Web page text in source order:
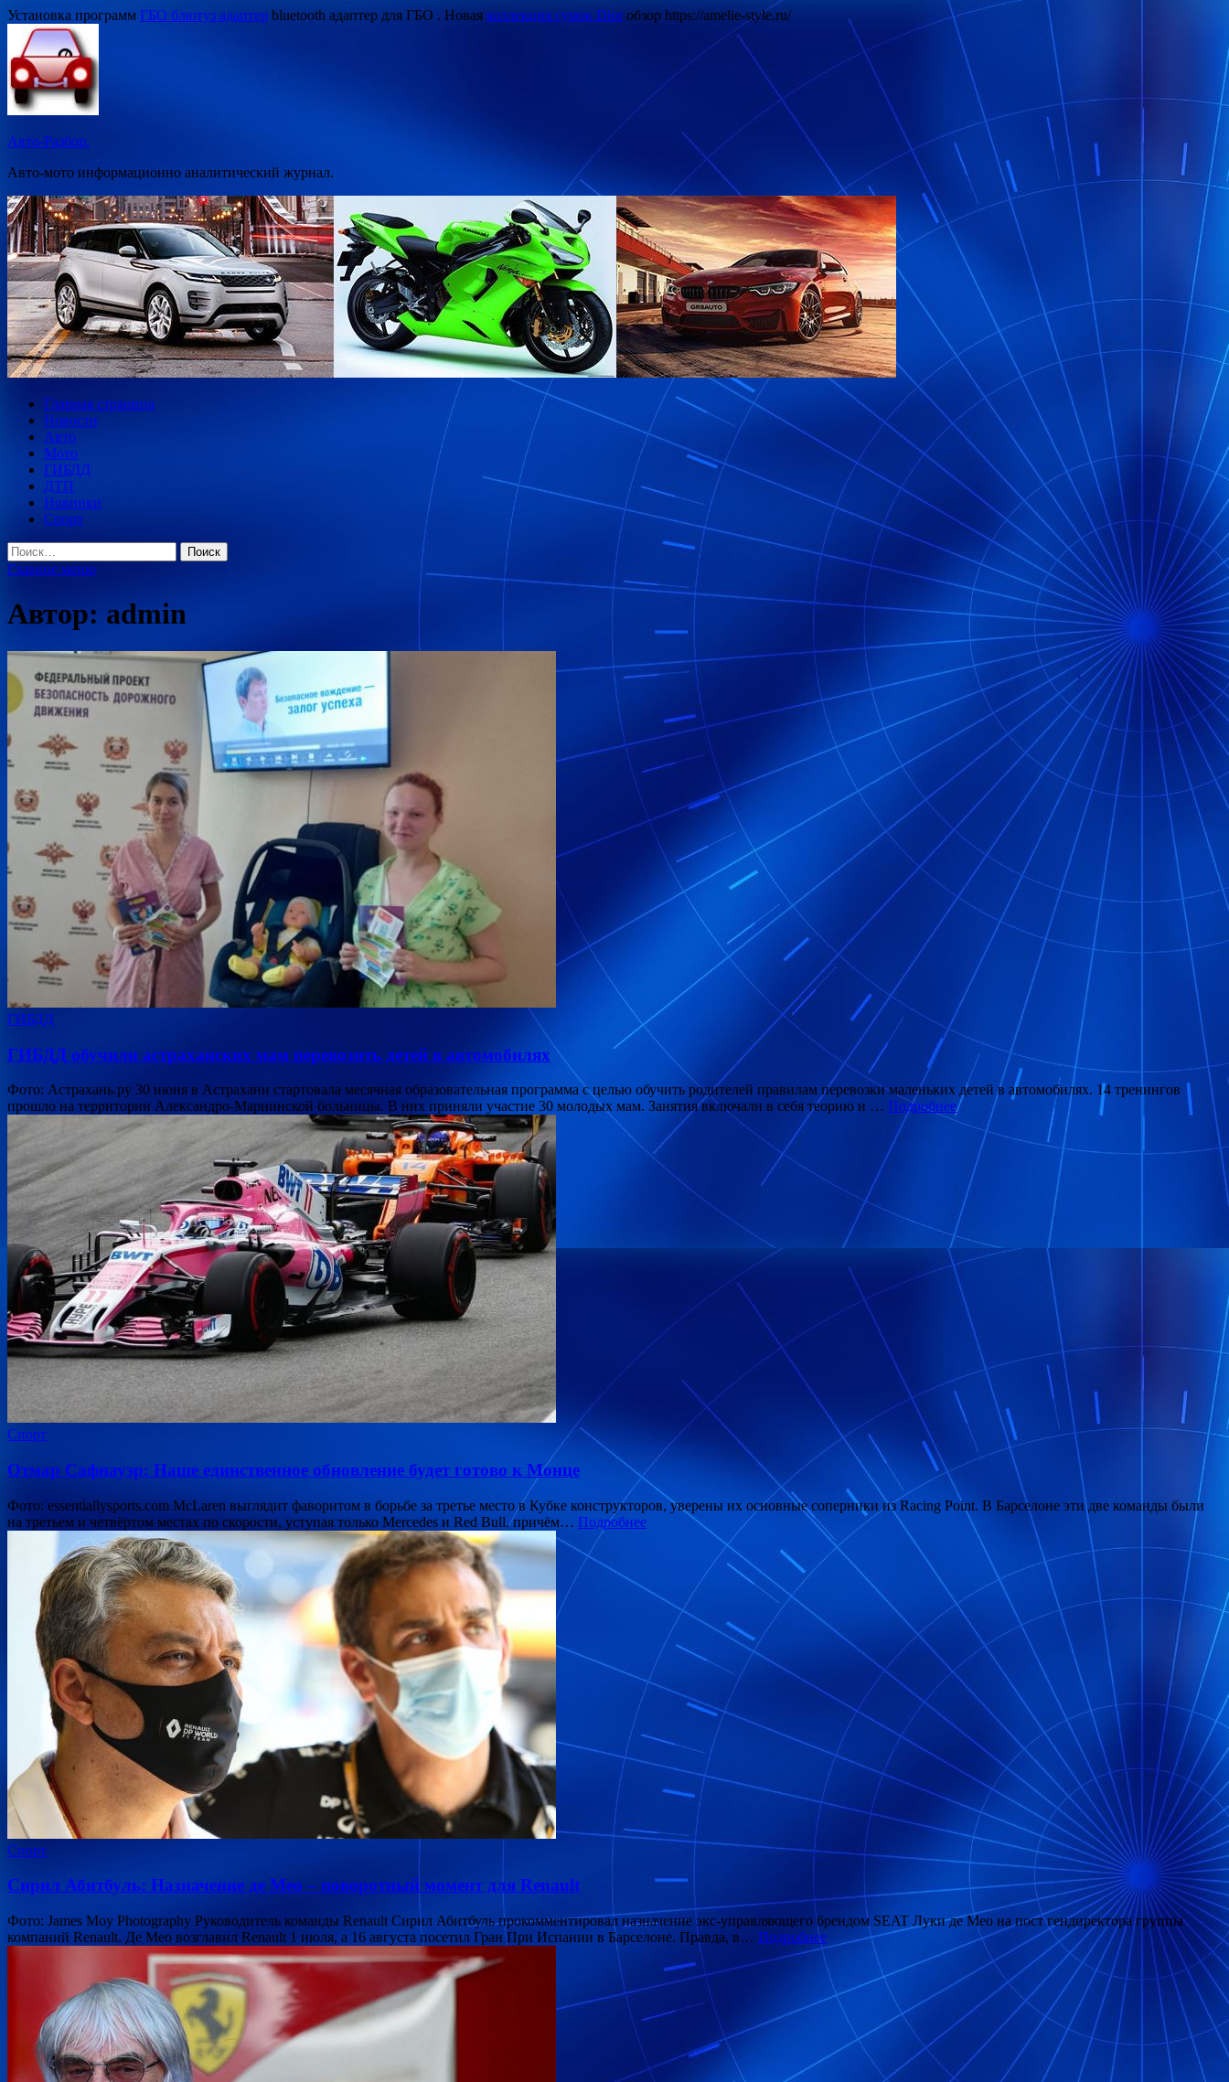
Перейти
содержимому
Установка программ ГБО блютуз адаптер bluetooth адаптер для ГБО . Новая коллекция сумок Diorобзор https://amelie-style.ru/
Авто-Разбор.
Авто-мото информационно аналитический журнал.
Главная страница
Новости
Авто
Мото
ГИБДД
ДТП
Новинки
Спорт
Найти:
Главное меню
Автор: admin
ГИБДД
ГИБДД обучили астраханских мам перевозить детей в автомобилях
Фото: Астрахань.ру 30 июня в Астрахани стартовала месячная образовательная программа с целью обучить родителей правилам перевозки маленьких детей в автомобилях. 14 тренингов
прошло на территории Александро-Мариинской больницы. В них приняли участие 30 молодых мам. Занятия включали в себя теорию и … Подробнее
Спорт
Отмар Сафнауэр: Наше единственное обновление будет готово к Монце
Фото: essentiallysports.com McLaren выглядит фаворитом в борьбе за третье место в Кубке конструкторов, уверены их основные соперники из Racing Point. В Барселоне эти две команды были
на третьем и четвёртом местах по скорости, уступая только Mercedes и Red Bull, причём… Подробнее
Спорт
Сирил Абитбуль: Назначение де Мео – поворотный момент для Renault
Фото: James Moy Photography Руководитель команды Renault Сирил Абитбуль прокомментировал назначение экс-управляющего брендом SEAT Луки де Мео на пост гендиректора группы
компаний Renault. Де Мео возглавил Renault 1 июля, а 16 августа посетил Гран При Испании в Барселоне. Правда, в… Подробнее